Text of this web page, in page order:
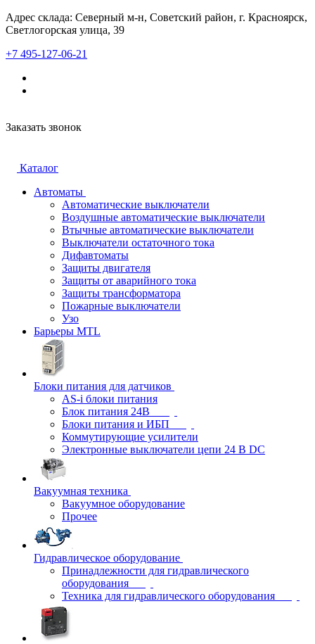
Адрес склада: Северный м-н, Советский район, г. Красноярск,
Светлогорская улица, 39
+7 495-127-06-21
Заказать звонок
Каталог
Автоматы
Автоматические выключатели
Воздушные автоматические выключатели
Втычные автоматические выключатели
Выключатели остаточного тока
Дифавтоматы
Защиты двигателя
Защиты от аварийного тока
Защиты трансформатора
Пожарные выключатели
Узо
Барьеры MTL
Блоки питания для датчиков
AS-i блоки питания
Блок питания 24В
Блоки питания и ИБП
Коммутирующие усилители
Электронные выключатели цепи 24 В DC
Вакуумная техника
Вакуумное оборудование
Прочее
Гидравлическое оборудование
Принадлежности для гидравлического
оборудования
Техника для гидравлического оборудования